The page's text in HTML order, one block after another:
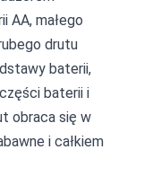
AA, małego
drutu
baterii,
baterii i
obraca się w
i całkiem